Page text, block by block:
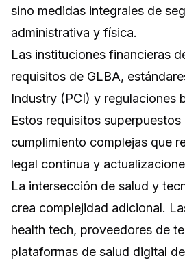
sino medidas integrales de
administrativa y física.
Las instituciones financieras
requisitos de GLBA,
Industry (PCI) y regulaciones
Estos requisitos
cumplimiento complejas que
legal continua y
La intersección de salud y
crea complejidad adicional.
health tech, proveedores de
plataformas de salud digital